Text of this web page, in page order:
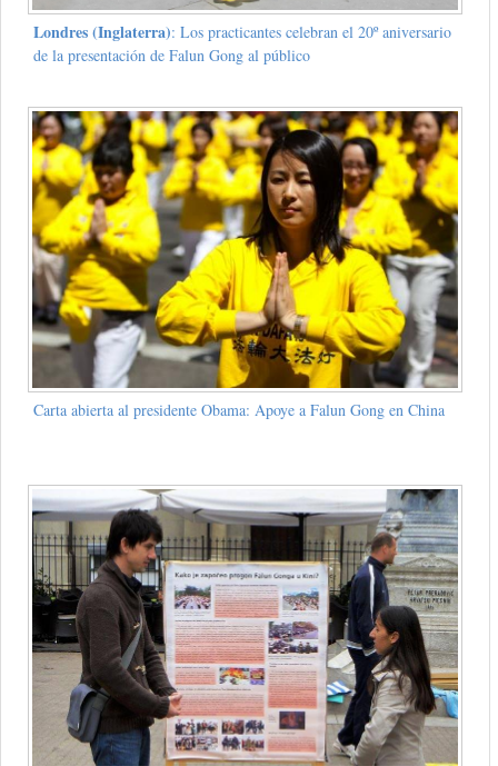
Londres (Inglaterra): Los practicantes celebran el 20º aniversario
de la presentación de Falun Gong al público
Carta abierta al presidente Obama: Apoye a Falun Gong en China